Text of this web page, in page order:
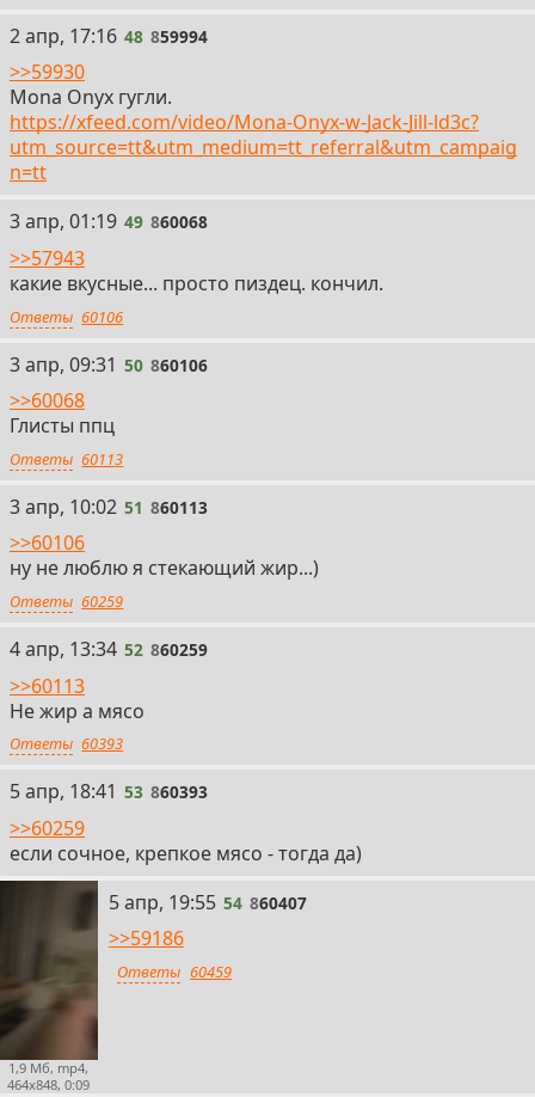
48
2 апр, 17:16 48 859994
>>59930
Mona Onyx гугли.
https://xfeed.com/video/Mona-Onyx-w-Jack-Jill-ld3c?
utm_source=tt&utm_medium=tt_referral&utm_campaig
n=tt
49
3 апр, 01:19 49 860068
>>57943
какие вкусные... просто пиздец. кончил.
Ответы 60106
50
3 апр, 09:31 50 860106
>>60068
Глисты ппц
Ответы 60113
51
3 апр, 10:02 51 860113
>>60106
ну не люблю я стекающий жир...)
Ответы 60259
52
4 апр, 13:34 52 860259
>>60113
Не жир а мясо
Ответы 60393
53
5 апр, 18:41 53 860393
>>60259
если сочное, крепкое мясо - тогда да)
1,9 Мб, mp4,
464x848, 0:09
54
5 апр, 19:55 54 860407
>>59186
Ответы 60459